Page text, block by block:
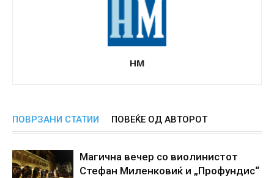
НМ
ПОВРЗАНИ СТАТИИ ПОВЕЌЕ ОД АВТОРОТ
Магична вечер со виолинистот
Стефан Миленковиќ и „Профундис“